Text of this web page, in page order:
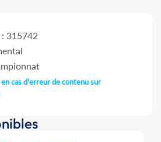
: 315742
cas d'erreur de contenu sur